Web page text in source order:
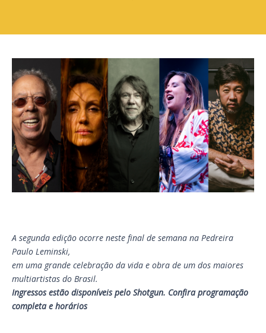
A segunda edição ocorre neste final de semana na Pedreira
Paulo Leminski,
em uma grande celebração da vida e obra de um dos maiores
multiartistas do Brasil.
Ingressos estão disponíveis pelo Shotgun. Confira programação
completa e horários